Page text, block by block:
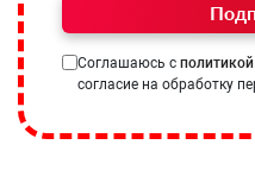
Соглашаюсь с
согласие на обработку